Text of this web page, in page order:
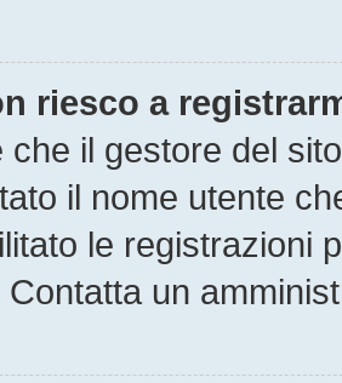
riesco a
che il gestore del
il nome utente
le registrazioni
un